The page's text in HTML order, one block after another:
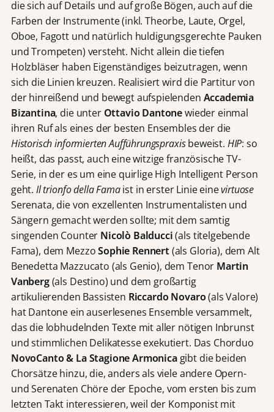
die sich auf Details und auf große Bögen, auch auf die
Farben der Instrumente (inkl. Theorbe, Laute, Orgel,
Oboe, Fagott und natürlich huldigungsgerechte Pauken
und Trompeten) versteht. Nicht allein die tiefen
Holzbläser haben Eigenständiges beizutragen, wenn
sich die Linien kreuzen. Realisiert wird die Partitur von
der hinreißend und bewegt aufspielenden Accademia
Bizantina, die unter Ottavio Dantonewieder einmal
ihren Ruf als eines der besten Ensembles der die
Historisch informierten Aufführungspraxisbeweist. HIP: so
heißt, das passt, auch eine witzige französische TV-
Serie, in der es um eine quirlige High Intelligent Person
geht. Il trionfo della Famaist in erster Linie einevirtuose
Serenata, die von exzellenten Instrumentalisten und
Sängern gemacht werden sollte; mit dem samtig
singenden Counter Nicolò Balducci(als titelgebende
Fama), dem MezzoSophie Rennert(als Gloria), dem Alt
Benedetta Mazzucato (als Genio), dem Tenor Martin
Vanberg(als Destino) und dem großartig
artikulierenden Bassisten Riccardo Novaro(als Valore)
hat Dantone ein auserlesenes Ensemble versammelt,
das die lobhudelnden Texte mit aller nötigen Inbrunst
und stimmlichen Delikatesse exekutiert. Das Chorduo
NovoCanto & La Stagione Armonica gibt die beiden
Chorsätze hinzu, die, anders als viele andere Opern-
und Serenaten Chöre der Epoche, vom ersten bis zum
letzten Takt interessieren, weil der Komponist mit